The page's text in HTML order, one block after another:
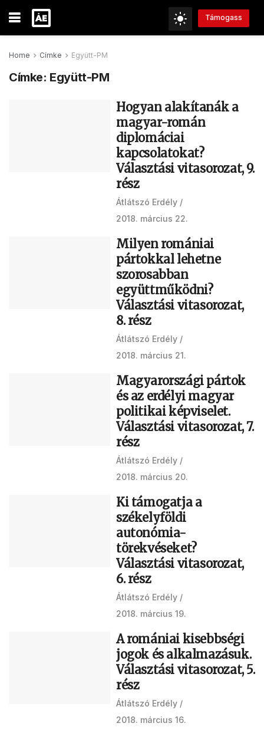
Támogass
Home Címke Együtt-PM
Címke: Együtt-PM
Hogyan alakítanák a
magyar-román
diplomáciai
kapcsolatokat?
Választási vitasorozat, 9.
rész
Átlátszó Erdély
2018. március 22.
Milyen romániai
pártokkal lehetne
szorosabban
együttműködni?
Választási vitasorozat,
8. rész
Átlátszó Erdély
2018. március 21.
Magyarországi pártok
és az erdélyi magyar
politikai képviselet.
Választási vitasorozat, 7.
rész
Átlátszó Erdély
2018. március 20.
Ki támogatja a
székelyföldi
autonómia-
törekvéseket?
Választási vitasorozat,
6. rész
Átlátszó Erdély
2018. március 19.
A romániai kisebbségi
jogok és alkalmazásuk.
Választási vitasorozat, 5.
rész
Átlátszó Erdély
2018. március 16.